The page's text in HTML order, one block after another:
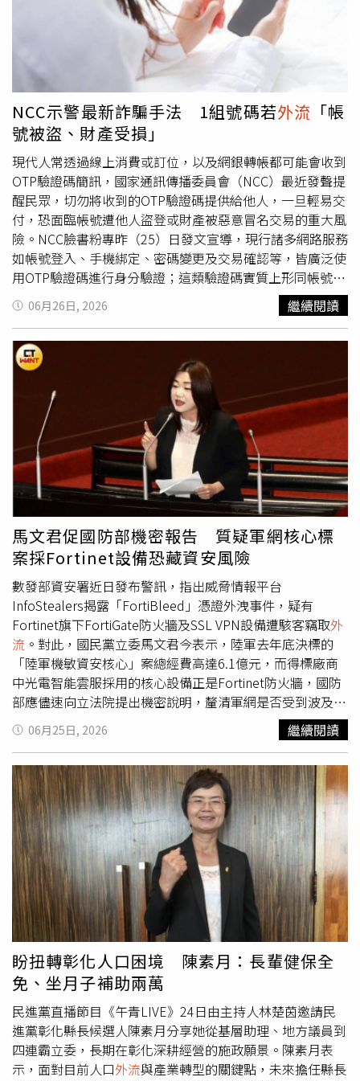
手機、Nokia、PHS等復古手機放在透明袋最上層，營造視
覺效果，甚至笑說差點把穿繩養樂多空罐也放進去，貼文曝
光後引發網友熱議。左光平看到後也笑回「哈哈哈哈哈煩
欸」，並分享典禮當天的穿搭照片，自嘲因為A-Lin點名，
讓自己意外成為話題人物。他還介紹自己此次擔任金曲獎
MV類評審，透露這是首次參與MV項目評選，需要從近800
支作品中選出入圍及得獎名單，雖然過程中難免有遺憾，但
仍尊重評審機制與最終結果。此外，左光平也分享自己這幾
天拍攝的幕後影片，笑說因為評審期間不能帶手機，因此特
地攜帶GoPro記錄過程。他也提到，典禮結束後A-Lin特地到
後台向他道歉，擔心節目橋段可能造成困擾，讓他直呼對方
相當貼心、有禮貌。不少網友則笑翻留言表示，「昨晚你最
紅！！要不要考慮重新出道，拿一座最佳新人獎」、「還好
人帥扛得住忽然被CUE」、「手機不是重點，是你比女明星
還漂亮」、「現在搜尋左光平都是瘦瘦針」、「整個發光欸
你」。
NCC示警最新詐騙手法 1組號碼若外流 「帳
號被盜、財產受損」
現代人常透過線上消費或訂位，以及網銀轉帳都可能會收到
OTP驗證碼簡訊，國家通訊傳播委員會（NCC）最近發聲提
醒民眾，切勿將收到的OTP驗證碼提供給他人，一旦輕易交
付，恐面臨帳號遭他人盜登或財產被惡意冒名交易的重大風
險。NCC臉書粉專昨（25）日發文宣導，現行諸多網路服務
如帳號登入、手機綁定、密碼變更及交易確認等，皆廣泛使
用OTP驗證碼進行身分驗證；這類驗證碼實質上形同帳號的
「臨時鑰匙」，只要交出去，個人帳號將可能遭他人盜登或
完成交易。為了防範詐騙手段，NCC特別列出關鍵的防範守
則。若民眾在未進行任何操作的情況下，突然收到OTP驗證
碼簡訊，務必提高警覺，這極可能代表有不法分子正嘗試侵
入帳號。此外，真正的電信業者、銀行、客服或政府機關，
原則上絕不會主動致電、傳送訊息或透過網頁向用戶索取驗
證碼，民眾切勿在來源不明的網頁輸入敏感資訊，以免落入
詐騙陷阱。最後，NCC也呼籲大眾，若發現自身帳號出現異
常跡象，應立即採取緊急應變措施。民眾應第一時間更換密
碼和仔細檢查登入紀錄，並開啟雙重驗證功能以強化資安防
護；同時，民眾可即時向相關服務平台、金融機構、電信業
者或直接撥打「165」反詐騙諮詢專線進行查證，透過「多
查證一步」的舉動，有效降低資安與財產受損的風險。事實
上，內政部警政署「165打詐儀錶板」日前也分享個案，有
民眾收到自稱某購物平台寄出的中獎信件，按照指示點入網
站並填寫信用卡與OTP驗證碼後，短短幾分鐘內遭盜刷逾2
萬元。對此，「165打詐儀錶板」也列出5招防詐小撇步，
首先是官方平台不會透過Email要求輸入信用卡或OTP驗證
碼；中獎通知加上點擊連結領獎，就是典型釣魚手法；網頁
可以偽造仿真，操作前務必確認，公部門網址結尾是
gov.tw；OTP驗證碼等同交易授權碼，絕不能提供給任何陌
生網站；收到可疑郵件時，應直接透過官方APP或官網查
證，不輕易點擊信件連結。
06月26日, 2026 繼續閱讀
馬文君促國防部機密報告 質疑軍網核心標
案採Fortinet設備恐藏資安風險
數發部資安署近日發布警訊，指出威脅情報平台
InfoStealers揭露「FortiBleed」憑證外洩事件，疑有
Fortinet旗下FortiGate防火牆及SSL VPN設備遭駭客竊取外
流 。對此，國民黨立委馬文君今表示，陸軍去年底決標的
「陸軍機敏資安核心」案總經費高達6.1億元，而得標廠商
中光電智能雲服採用的核心設備正是Fortinet防火牆，國防
部應儘速向立法院提出機密說明，釐清軍網是否受到波及。
馬文君指出，該案執行期程自114年至118年，屬於國軍營
區網路管理核心系統建置案，牽涉的不只是單一設備安全，
而是整體軍方網路監控、管理與防護能力。一旦核心設備出
現漏洞或遭滲透，後續衝擊恐怕不只是技術問題，更可能涉
及機敏資訊安全與軍網穩定性。她提到，國民黨立委徐巧芯
早在今年3月質詢時，就曾對此標案提出疑問。當時參與投
標的廠商包含具有大型資安系統建置經驗的中華電信、華經
資訊等業者，最終卻由資安建置實績相對有限的中光電得
標，外界因此對評選標準、決標邏輯以及設備選型產生疑
慮。馬文君表示，徐巧芯當時也曾提醒，Fortinet設備可能
存在資安風險，甚至不排除遭中國駭客利用漏洞植入惡意程
式。國防部當時回應可透過後續服務計畫調整因應，但如今
僅隔數月，資安署即針對FortiBleed發布重大警訊，也讓先
前質疑顯得更加值得重視。馬文君強調，她關注的重點並非
針對特定品牌，而是國防部對於軍方核心網路安全風險的態
度。當立法院提出警示時，國防部是否真正嚴肅面對？當新
的資安威脅浮現時，是否第一時間盤點系統狀況、確認軍網
是否受影響，並把國安風險置於最優先的位置，這才是外界
最在意的關鍵。她批評，國防部目前對外說法仍停留在設備
06月25日, 2026 繼續閱讀
盼扭轉彰化人口困境 陳素月：長輩健保全
免、坐月子補助兩萬
民進黨直播節目《午青LIVE》24日由主持人林楚茵邀請民
進黨彰化縣長候選人陳素月分享她從基層助理、地方議員到
四連霸立委，長期在彰化深耕經營的施政願景。陳素月表
示，面對目前人口外流與產業轉型的關鍵點，未來擔任縣長